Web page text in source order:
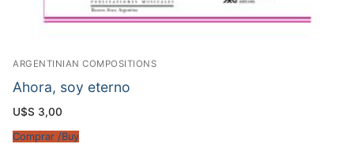
ARGENTINIAN COMPOSITIONS
Ahora, soy eterno
U$S 3,00
Comprar /Buy